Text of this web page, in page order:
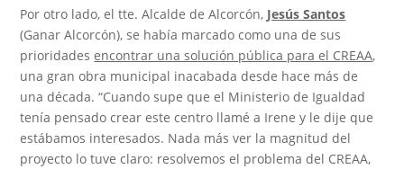
Por otro lado, el tte. Alcalde de Alcorcón, Jesús Santos
(Ganar Alcorcón), se había marcado como una de sus
prioridadesencontrar una solución pública para el CREAA,
una gran obra municipal inacabada desde hace más de
una década. “Cuando supe que el Ministerio de Igualdad
tenía pensado crear este centro llamé a Irene y le dije que
estábamos interesados. Nada más ver la magnitud del
proyecto lo tuve claro: resolvemos el problema del CREAA,